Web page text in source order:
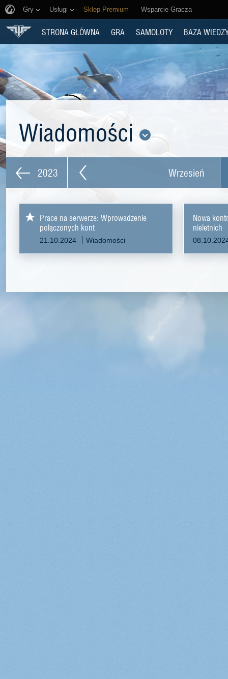
Gry Usługi Sklep Premium Wsparcie Gracza
STRONA GŁÓWNA GRA SAMOLOTY BAZA
Wiadomości
2023 Wrzesień
Prace na serwerze: Wprowadzenie
połączonych kont
21.10.2024 Wiadomości
Nowa
nieletnich